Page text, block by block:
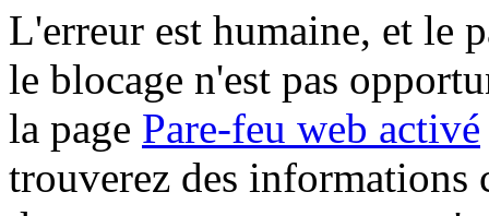
L'erreur est humaine, et le
le blocage n'est pas
la page Pare-feu web activé
trouverez des informations